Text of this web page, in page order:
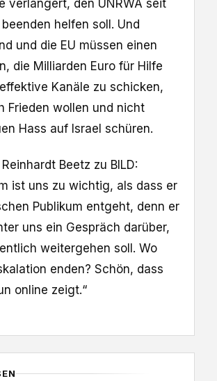
verlängert, den UNRWA seit
helfen soll. Und
und die EU müssen einen
die Milliarden Euro für Hilfe
Kanäle zu schicken,
Frieden wollen und nicht
Hass auf Israel schüren.
Beetz zu BILD:
ist uns zu wichtig, als dass er
Publikum entgeht, denn er
uns ein Gespräch darüber,
weitergehen soll. Wo
enden? Schön, dass
online zeigt.“